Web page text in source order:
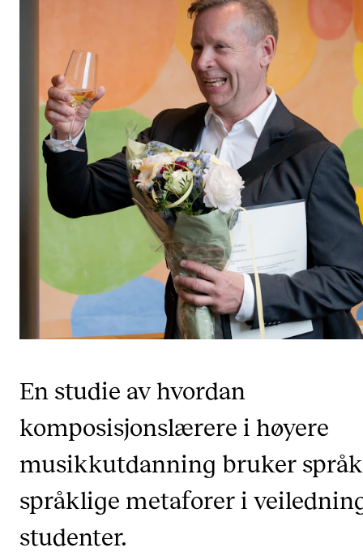
STUDENTLIV
Søknad og opptak
Biblioteket
Fagmiljøer
Salane våre
Studentutvalet SUT (student.nmh.no)
FORSKNING
CERM
Publikasjoner
INTERNASJONALT
En studie av hvordan
komposisjonslærere i høyere
musikkutdanning bruker
språklige metaforer i
studenter.